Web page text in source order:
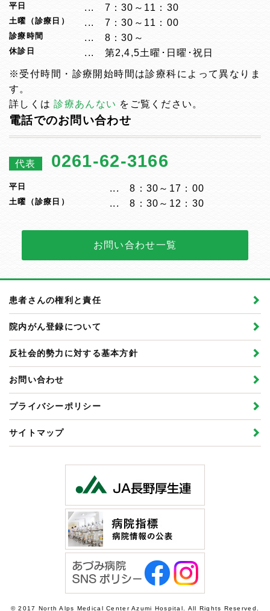
平日 7：30～11：30
土曜（診療日） 7：30～11：00
診療時間 8：30～
休診日 第2,4,5土曜･日曜･祝日
※受付時間・診療開始時間は診療科によって異なりま
す。
詳しくは診療あんない をご覧ください。
電話でのお問い合わせ
代表 0261-62-3166
平日 8：30～17：00
土曜（診療日） 8：30～12：30
お問い合わせ一覧
患者さんの権利と責任
院内がん登録について
反社会的勢力に対する基本方針
お問い合わせ
プライバシーポリシー
サイトマップ
© 2017 North Alps Medical Center Azumi Hospital. All Rights Reserved.